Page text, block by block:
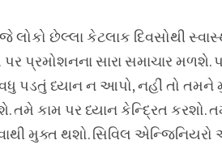
છેલ્લા કેટલાક દિવસોથી
સારા સમાચાર મળશે.
પડતું ધ્યાન ન આપો, નહીં તો તમને
કામ પર ધ્યાન કેન્દ્રિત કરશો.
મુક્ત થશો. સિવિલ